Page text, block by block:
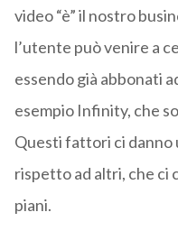
video “è” il nostro
l’utente può venire a
essendo già abbonati
esempio Infinity, che
Questi fattori ci danno
rispetto ad altri, che ci
piani.